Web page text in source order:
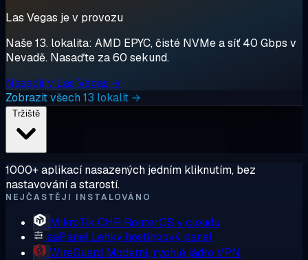
Las Vegas je v provozu
Naše 13. lokalita: AMD EPYC, čisté NVMe a síť 40 Gbps v
Nevadě. Nasaďte za 60 sekund.
Nasadit v Las Vegas →
Zobrazit všech 13 lokalit →
1000+ aplikací nasazených jedním kliknutím, bez
nastavování a starostí.
NEJČASTĚJI INSTALOVÁNO
MikroTik CHR RouterOS v cloudu
aaPanel Lehký hostingový panel
WireGuard Moderní, rychlé jádro VPN